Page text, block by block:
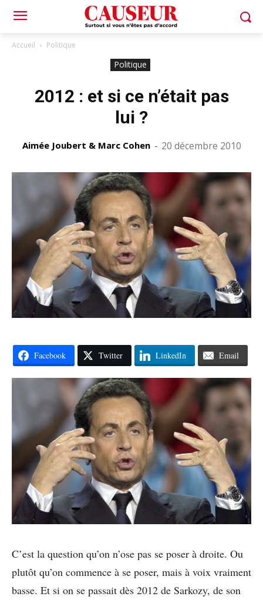
Accueil Politique
Politique
2012 : et si ce n’était pas
lui ?
Aimée Joubert & Marc Cohen - 20 décembre 2010
Facebook Twitter LinkedIn Email
C’est la question qu’on n’ose pas se poser à droite. Ou
plutôt qu’on commence à se poser, mais à voix vraiment
basse. Et si on se passait dès 2012 de Sarkozy, de son